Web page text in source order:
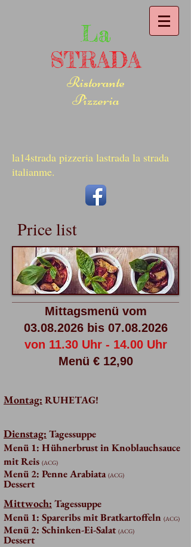
La
STRADA
Ristorante
Pizzeria
la14strada pizzeria lastrada la strada
italianme.
Price list
Mittagsmenü vom
03.08.2026 bis 07.08.2026
von 11.30 Uhr - 14.00 Uhr
Menü € 12,90
Montag: RUHETAG!
Dienstag: Tagessuppe
Menü 1: Hühnerbrust in Knoblauchsauce
mit Reis (ACG)
Menü 2: Penne Arabiata (ACG)
Dessert
Mittwoch: Tagessuppe
Menü 1: Spareribs mit Bratkartoffeln (ACG)
Menü 2: Schinken-Ei-Salat (ACG)
Dessert